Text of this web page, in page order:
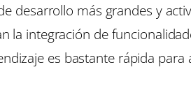
desarrollo más grandes y
la integración de
es bastante rápida